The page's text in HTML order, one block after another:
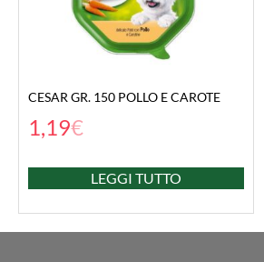
CESAR GR. 150 POLLO E CAROTE
1,19€
LEGGI TUTTO